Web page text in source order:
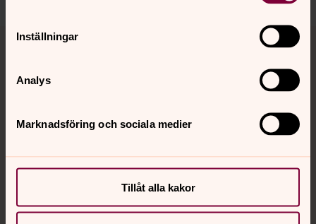
Inställningar
Analys
Marknadsföring och sociala medier
Tillåt alla kakor
Tillbaka till toppen
Tillbaka till innehållet
Kalender
Hitta snabbt